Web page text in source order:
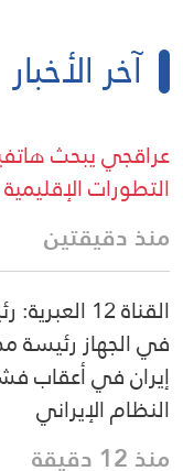
آخر الأخبار
عراقجي يبحث
التطورات
منذ دقيقتين
القناة 12
في الجهاز رئيسة
إيران في أعقاب
النظام الإيراني
منذ 12 دقيقة